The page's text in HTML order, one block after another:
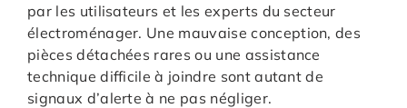
par les utilisateurs et les experts du secteur
électroménager. Une mauvaise conception, des
pièces détachées rares ou une assistance
technique difficile à joindre sont autant de
signaux d’alerte à ne pas négliger.